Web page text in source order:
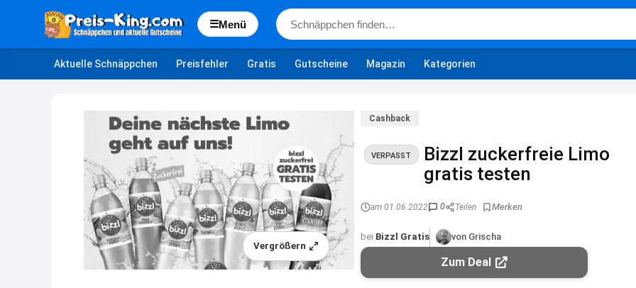
☰Menü
Aktuelle Schnäppchen Preisfehler Gratis Gutscheine Magazin Kategorien
Vergrößern
Cashback
VERPASST
Bizzl zuckerfreie Limo
gratis testen
am 01.06.2022 0 Teilen
bei Bizzl Gratis von Grischa
Zum Deal